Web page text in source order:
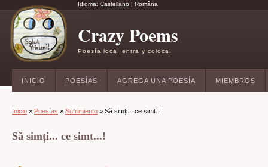
Idioma: Castellano | Româna
Crazy Poems
Poesía loca, entra y coloca!
INICIO POESÍAS AGREGA UNA POESÍA MIEMBROS
Inicio » Poesías » Sufrimiento » Să simți... ce simt...!
Să simți... ce simt...!